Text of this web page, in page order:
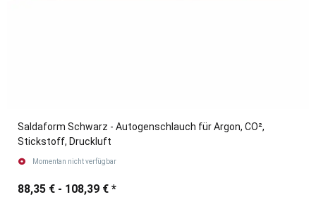
Saldaform Schwarz - Autogenschlauch für Argon, CO²,
Stickstoff, Druckluft
Momentan nicht verfügbar
88,35 € - 108,39 € *